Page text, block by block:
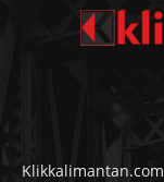
Klikkalimantan.com